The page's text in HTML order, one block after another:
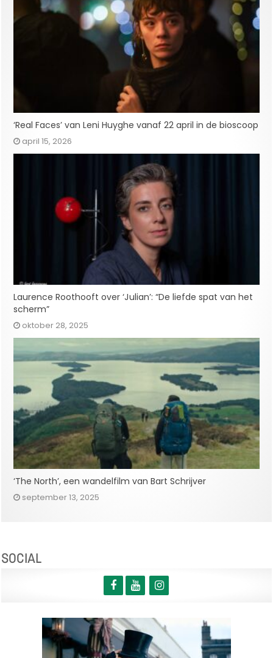
‘Real Faces’ van Leni Huyghe vanaf 22 april in de bioscoop
april 15, 2026
Laurence Roothooft over ‘Julian’: “De liefde spat van het
scherm”
oktober 28, 2025
‘The North’, een wandelfilm van Bart Schrijver
september 13, 2025
SOCIAL